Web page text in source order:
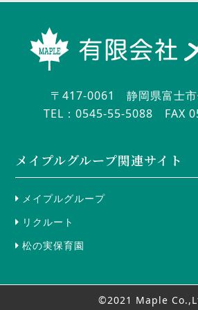
〒417-0061 静岡県富士市
TEL：0545-55-5088 FAX
メイプルグループ関連サイト
メイプルグループ
リクルート
松の実保育園
©2021 Maple